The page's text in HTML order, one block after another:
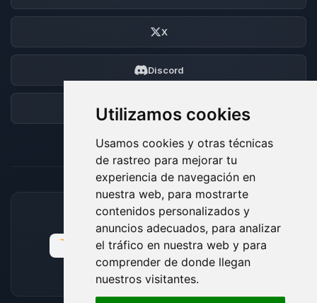
Utilizamos cookies
Usamos cookies y otras técnicas
de rastreo para mejorar tu
experiencia de navegación en
nuestra web, para mostrarte
contenidos personalizados y
anuncios adecuados, para analizar
el tráfico en nuestra web y para
comprender de donde llegan
nuestros visitantes.
X
Discord
Foro
MÉTODOS DE PAGO ACEPTADOS